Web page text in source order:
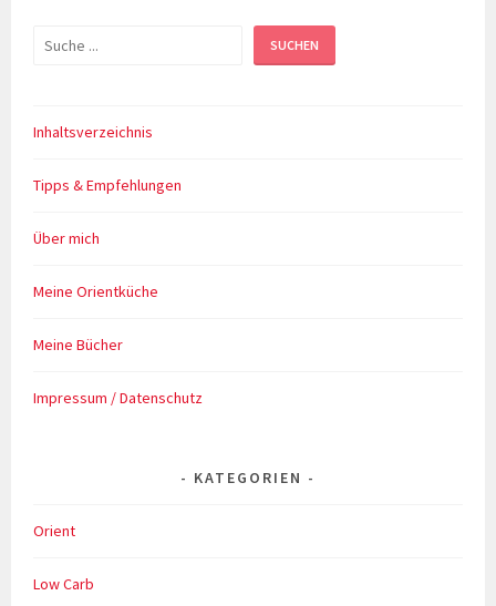
Suchen SUCHEN
Inhaltsverzeichnis
Tipps & Empfehlungen
Über mich
Meine Orientküche
Meine Bücher
Impressum / Datenschutz
KATEGORIEN
Orient
Low Carb